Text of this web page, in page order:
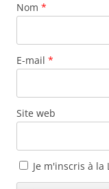
Nom *
E-mail *
Site web
Je m'inscris à